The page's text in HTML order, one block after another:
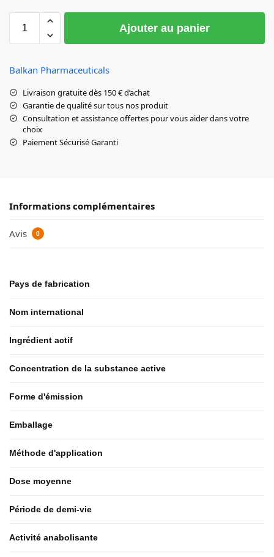
Ajouter au panier
Balkan Pharmaceuticals
Livraison gratuite dès 150 € d’achat
Garantie de qualité sur tous nos produit
Consultation et assistance offertes pour vous aider dans votre
choix
Paiement Sécurisé Garanti
Informations complémentaires
Avis 0
Pays de fabrication
Nom international
Ingrédient actif
Concentration de la substance active
Forme d'émission
Emballage
Méthode d'application
Dose moyenne
Période de demi-vie
Activité anabolisante